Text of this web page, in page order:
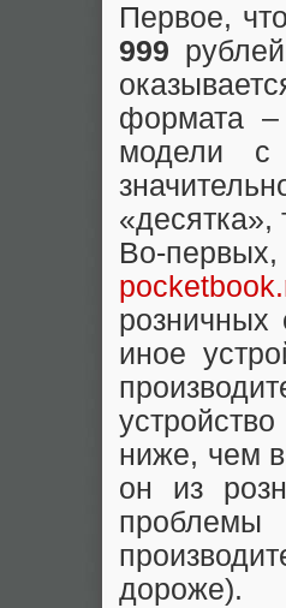
Первое,
999
формата
модели с
Во-
розничных
иное
ниже, чем
он из
дороже).